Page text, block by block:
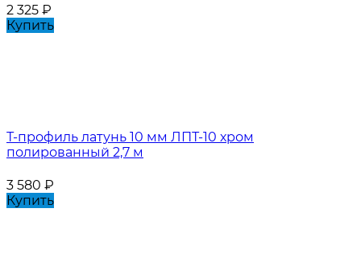
2 325 ₽
Купить
Т-профиль латунь 10 мм ЛПТ-10 хром
полированный 2,7 м
3 580 ₽
Купить